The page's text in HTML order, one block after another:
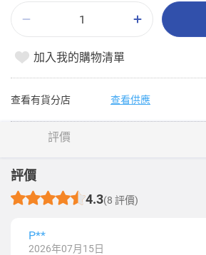
加入我的購物清單
查看有貨分店 查看供應
評價
評價
4.3(8 評價)
P**
2026年07月15日